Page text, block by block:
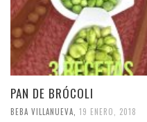
PAN DE BRÓCOLI
BEBA VILLANUEVA 19 ENERO, 2018